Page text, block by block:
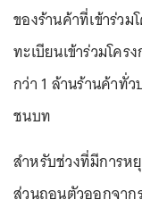
ของร้านค้าที่เข้าร่ว
ทะเบียนเข้าร่วมโค
กว่า 1 ล้านร้านค้าทั่
ชนบท
สำหรับช่วงที่มีการห
ส่วนถอนตัวออกจาก